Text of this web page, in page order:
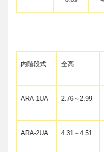
内階段式 全高
ARA-1UA 2.76～2.99
ARA-2UA 4.31～4.51